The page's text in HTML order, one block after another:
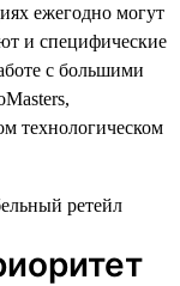
ежегодно могут
и специфические
с большими
технологическом